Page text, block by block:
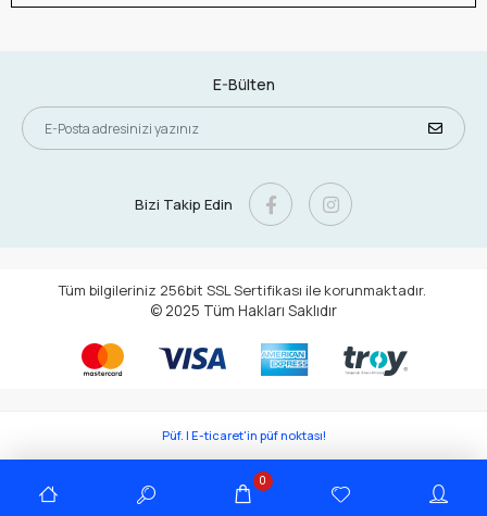
E-Bülten
Bizi Takip Edin
Tüm bilgileriniz 256bit SSL Sertifikası ile korunmaktadır.
© 2025 Tüm Hakları Saklıdır
0
Püf. | E-ticaret'in püf noktası!